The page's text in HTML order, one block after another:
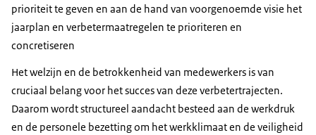
prioriteit te geven en aan de hand van voorgenoemde visie het
jaarplan en verbetermaatregelen te prioriteren en
concretiseren
Het welzijn en de betrokkenheid van medewerkers is van
cruciaal belang voor het succes van deze verbetertrajecten.
Daarom wordt structureel aandacht besteed aan de werkdruk
en de personele bezetting om het werkklimaat en de veiligheid